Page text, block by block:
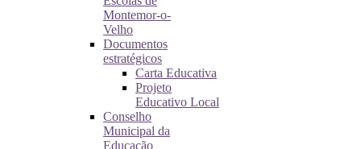
Montemor-o-
Velho
Documentos
estratégicos
Carta Educativa
Projeto
Educativo Local
Conselho
Municipal da
Educação